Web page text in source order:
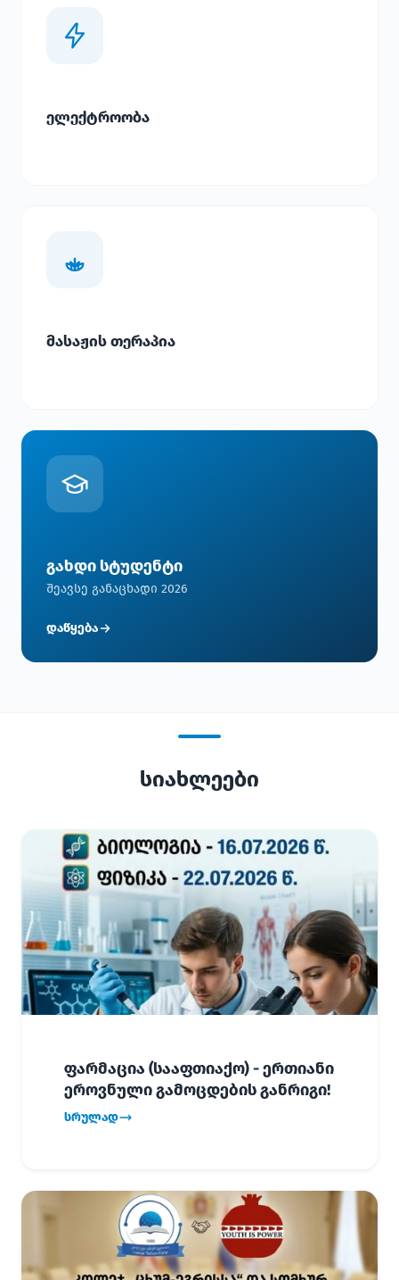
ელექტროობა
მასაჟის თერაპია
გახდი სტუდენტი
შეავსე განაცხადი 2026
დაწყება
სიახლეები
ფარმაცია (სააფთიაქო) - ერთიანი
ეროვნული გამოცდების განრიგი!
სრულად